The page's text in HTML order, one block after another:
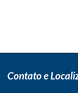
Contato e